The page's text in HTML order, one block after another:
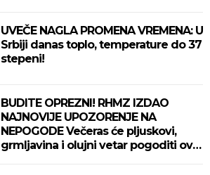
UVEČE NAGLA PROMENA VREMENA: U
Srbiji danas toplo, temperature do 37
stepeni!
BUDITE OPREZNI! RHMZ IZDAO
NAJNOVIJE UPOZORENJE NA
NEPOGODE Večeras će pljuskovi,
grmljavina i olujni vetar pogoditi ove